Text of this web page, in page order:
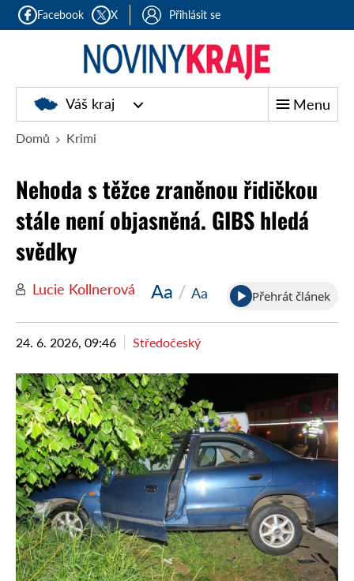
Facebook X Přihlásit se
Noviny
kraje
Váš kraj Menu
Domů Krimi
Nehoda s těžce zraněnou řidičkou
stále není objasněná. GIBS hledá
svědky
Lucie Kollnerová Aa / Aa Přehrát článek
24. 6. 2026, 09:46 Středočeský